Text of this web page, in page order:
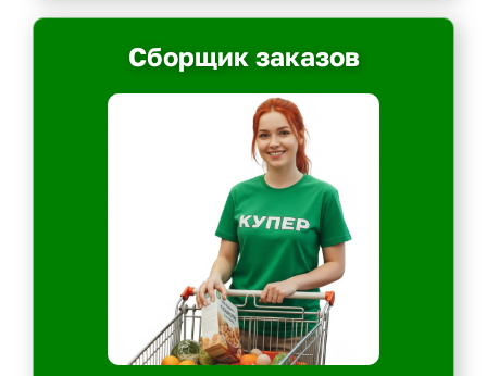
Сборщик заказов